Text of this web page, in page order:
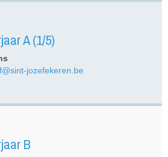
A (1/5)
jozefekeren.be
B